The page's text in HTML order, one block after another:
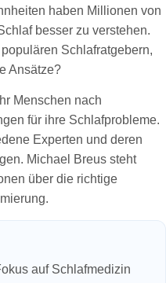
haben Millionen von
besser zu verstehen.
Schlafratgebern,
Ansätze?
Menschen nach
für ihre Schlafprobleme.
Experten und deren
Michael Breus steht
über die richtige
auf Schlafmedizin